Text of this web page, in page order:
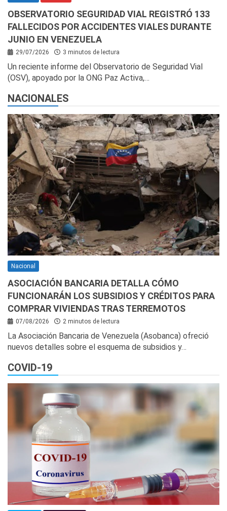
OBSERVATORIO SEGURIDAD VIAL REGISTRÓ 133
FALLECIDOS POR ACCIDENTES VIALES DURANTE
JUNIO EN VENEZUELA
29/07/2026 3 minutos de lectura
Un reciente informe del Observatorio de Seguridad Vial
(OSV), apoyado por la ONG Paz Activa,…
NACIONALES
Nacional
ASOCIACIÓN BANCARIA DETALLA CÓMO
FUNCIONARÁN LOS SUBSIDIOS Y CRÉDITOS PARA
COMPRAR VIVIENDAS TRAS TERREMOTOS
07/08/2026 2 minutos de lectura
La Asociación Bancaria de Venezuela (Asobanca) ofreció
nuevos detalles sobre el esquema de subsidios y…
COVID-19